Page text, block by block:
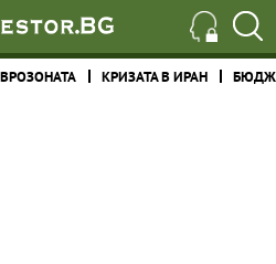
КРИЗАТА В ИРАН